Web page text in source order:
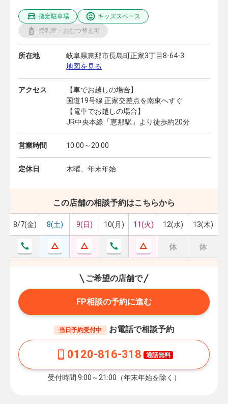
指定駐車場
キッズスペース
授乳室・おむつ替え可
所在地
岐阜県恵那市長島町正家3丁目8-64-3
地図を見る
アクセス
【車でお越しの場合】
国道19号線 正家交差点を南東へすぐ
【電車でお越しの場合】
JR中央本線「恵那駅」より徒歩約20分
営業時間 10:00～20:00
定休日 木曜、年末年始
この店舗の相談予約はこちらから
8/7(金) 8(土) 9(日) 10(月) 11(火) 12(水) 13(木)
ご希望の店舗で
FP相談の予約に進む
当日予約受付中 お電話で相談予約
0120-816-318 通話無料
受付時間 9:00～21:00（年末年始を除く）